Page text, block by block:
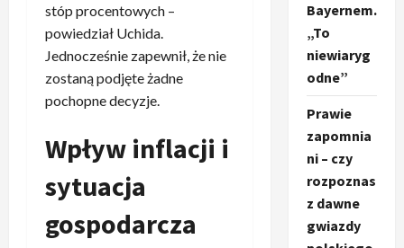
stóp procentowych –
powiedział Uchida.
Jednocześnie zapewnił, że nie
zostaną podjęte żadne
pochopne decyzje.
Wpływ inflacji i
sytuacja
gospodarcza
Bayernem.
„To
niewiaryg
odne”
Prawie
zapomnia
ni – czy
rozpoznas
z dawne
gwiazdy